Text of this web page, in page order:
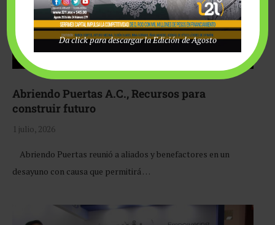
Abriendo Puertas A.C., Recursos para
construir futuro
1 julio, 2026
Abriendo Puertas reunió a aliados y benefactores en un
desayuno con causa que permitirá …
Da click para descargar la Edición de Agosto